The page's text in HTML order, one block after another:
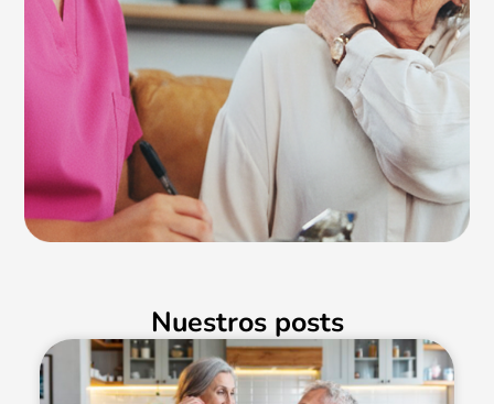
Nuestros posts